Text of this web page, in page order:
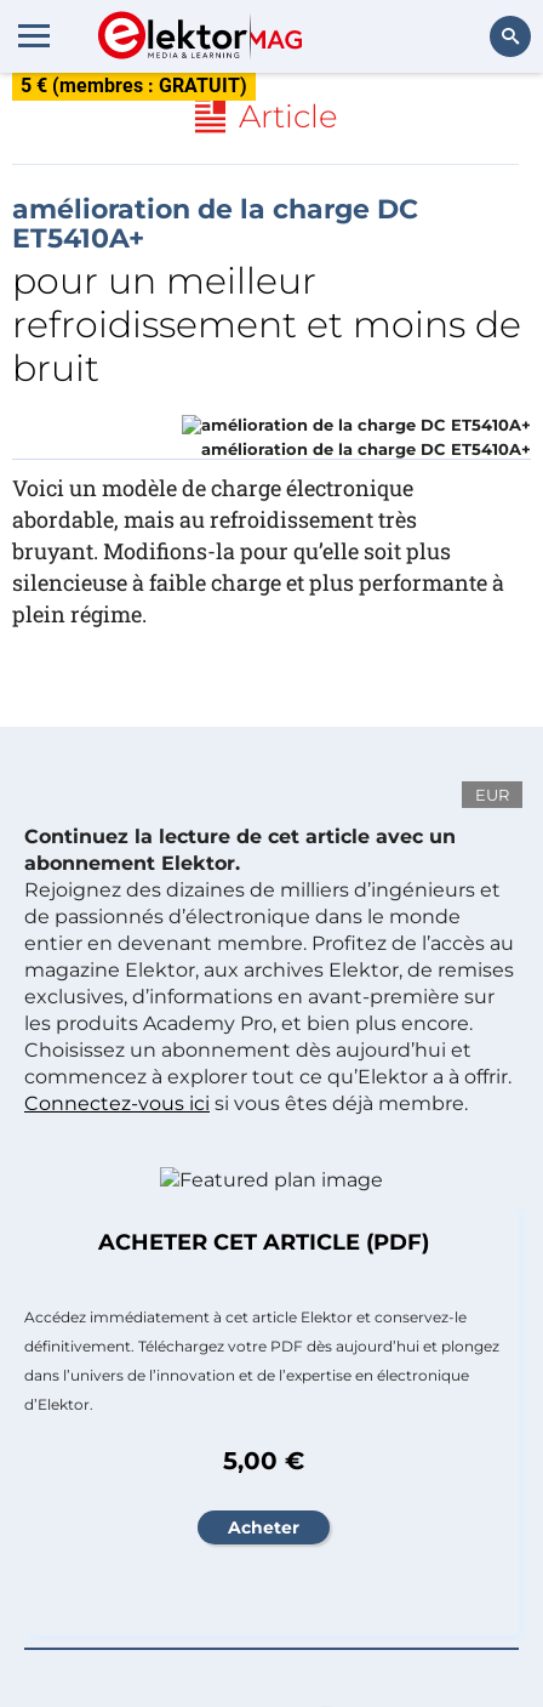
5 € (membres : GRATUIT)
Article
amélioration de la charge DC
ET5410A+
pour un meilleur
refroidissement et moins de
bruit
amélioration de la charge DC ET5410A+
Voici un modèle de charge électronique
abordable, mais au refroidissement très
bruyant. Modifions-la pour qu’elle soit plus
silencieuse à faible charge et plus performante à
plein régime.
EUR
Continuez la lecture de cet article avec un
abonnement Elektor.
Rejoignez des dizaines de milliers d’ingénieurs et
de passionnés d’électronique dans le monde
entier en devenant membre. Profitez de l’accès au
magazine Elektor, aux archives Elektor, de remises
exclusives, d’informations en avant-première sur
les produits Academy Pro, et bien plus encore.
Choisissez un abonnement dès aujourd’hui et
commencez à explorer tout ce qu’Elektor a à offrir.
Connectez-vous ici si vous êtes déjà membre.
ACHETER CET ARTICLE (PDF)
Accédez immédiatement à cet article Elektor et conservez-le
définitivement. Téléchargez votre PDF dès aujourd’hui et plongez
dans l’univers de l’innovation et de l’expertise en électronique
d’Elektor.
5,00 €